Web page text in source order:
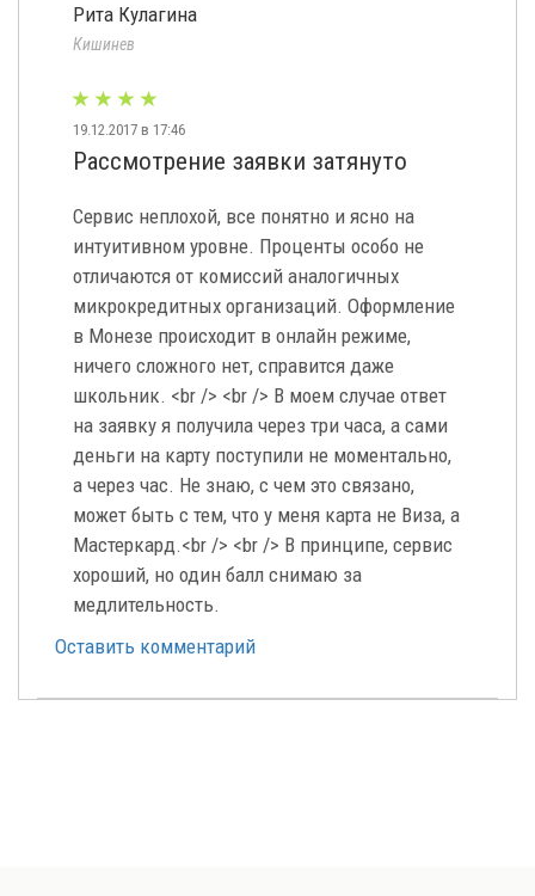
Рита Кулагина
Кишинев
19.12.2017 в 17:46
Рассмотрение заявки затянуто
Сервис неплохой, все понятно и ясно на
интуитивном уровне. Проценты особо не
отличаются от комиссий аналогичных
микрокредитных организаций. Оформление
в Монезе происходит в онлайн режиме,
ничего сложного нет, справится даже
школьник. <br /> <br /> В моем случае ответ
на заявку я получила через три часа, а сами
деньги на карту поступили не моментально,
а через час. Не знаю, с чем это связано,
может быть с тем, что у меня карта не Виза, а
Мастеркард.<br /> <br /> В принципе, сервис
хороший, но один балл снимаю за
медлительность.
Оставить комментарий